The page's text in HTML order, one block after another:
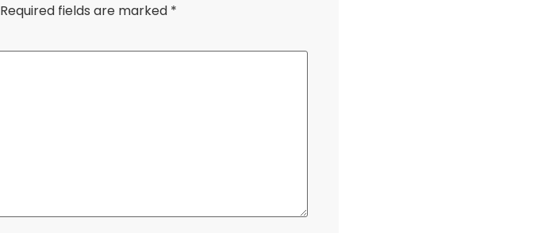
Required fields are marked *